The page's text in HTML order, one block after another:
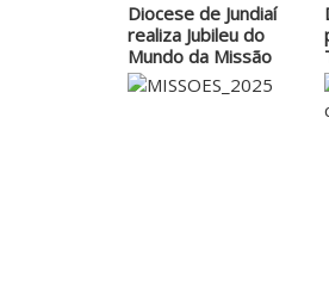
Diocese de Jundiaí
realiza Jubileu do
Mundo da Missão